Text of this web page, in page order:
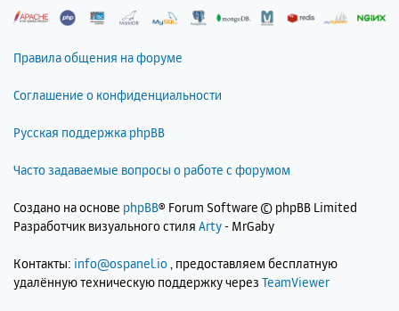
Правила общения на форуме
Соглашение о конфиденциальности
Русская поддержка phpBB
Часто задаваемые вопросы о работе с форумом
Создано на основе phpBB® Forum Software © phpBB Limited
Разработчик визуального стиля Arty- MrGaby
Контакты: info@ospanel.io , предоставляем бесплатную
удалённую техническую поддержку через TeamViewer